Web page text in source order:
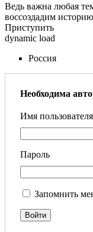
Ведь важна любая
воссоздадим
Приступить
dynamic load
Россия
Необходима
Имя
Пароль
Запомнить